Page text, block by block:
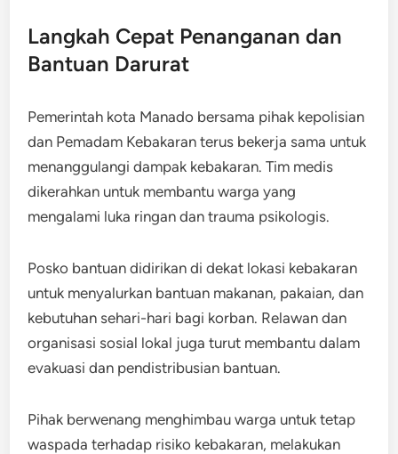
Langkah Cepat Penanganan dan
Bantuan Darurat
Pemerintah kota Manado bersama pihak kepolisian
dan Pemadam Kebakaran terus bekerja sama untuk
menanggulangi dampak kebakaran. Tim medis
dikerahkan untuk membantu warga yang
mengalami luka ringan dan trauma psikologis.
Posko bantuan didirikan di dekat lokasi kebakaran
untuk menyalurkan bantuan makanan, pakaian, dan
kebutuhan sehari-hari bagi korban. Relawan dan
organisasi sosial lokal juga turut membantu dalam
evakuasi dan pendistribusian bantuan.
Pihak berwenang menghimbau warga untuk tetap
waspada terhadap risiko kebakaran, melakukan